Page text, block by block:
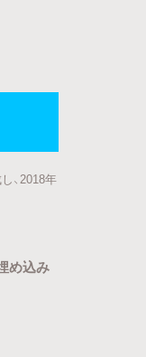
、2018年
め込み